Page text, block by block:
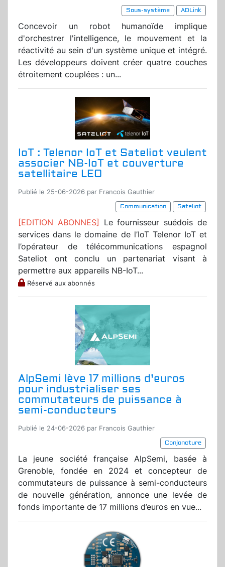
Sous-système
ADLink
Concevoir un robot humanoïde implique
d'orchestrer l'intelligence, le mouvement et la
réactivité au sein d'un système unique et intégré.
Les développeurs doivent créer quatre couches
étroitement couplées : un...
IoT : Telenor IoT et Sateliot veulent
associer NB-IoT et couverture
satellitaire LEO
Publié le 25-06-2026 par Francois Gauthier
Communication
Sateliot
[EDITION ABONNES] Le fournisseur suédois de
services dans le domaine de l’IoT Telenor IoT et
l’opérateur de télécommunications espagnol
Sateliot ont conclu un partenariat visant à
permettre aux appareils NB-IoT...
Réservé aux abonnés
AlpSemi lève 17 millions d'euros
pour industrialiser ses
commutateurs de puissance à
semi-conducteurs
Publié le 24-06-2026 par Francois Gauthier
Conjoncture
La jeune société française AlpSemi, basée à
Grenoble, fondée en 2024 et concepteur de
commutateurs de puissance à semi-conducteurs
de nouvelle génération, annonce une levée de
fonds importante de 17 millions d’euros en vue...